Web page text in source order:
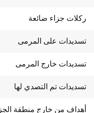
ركلات جزاء ضائعة
تسديدات على المرمى
تسديدات خارج المرمى
تسديدات تم التصدي لها
أهداف من خارج منطقة